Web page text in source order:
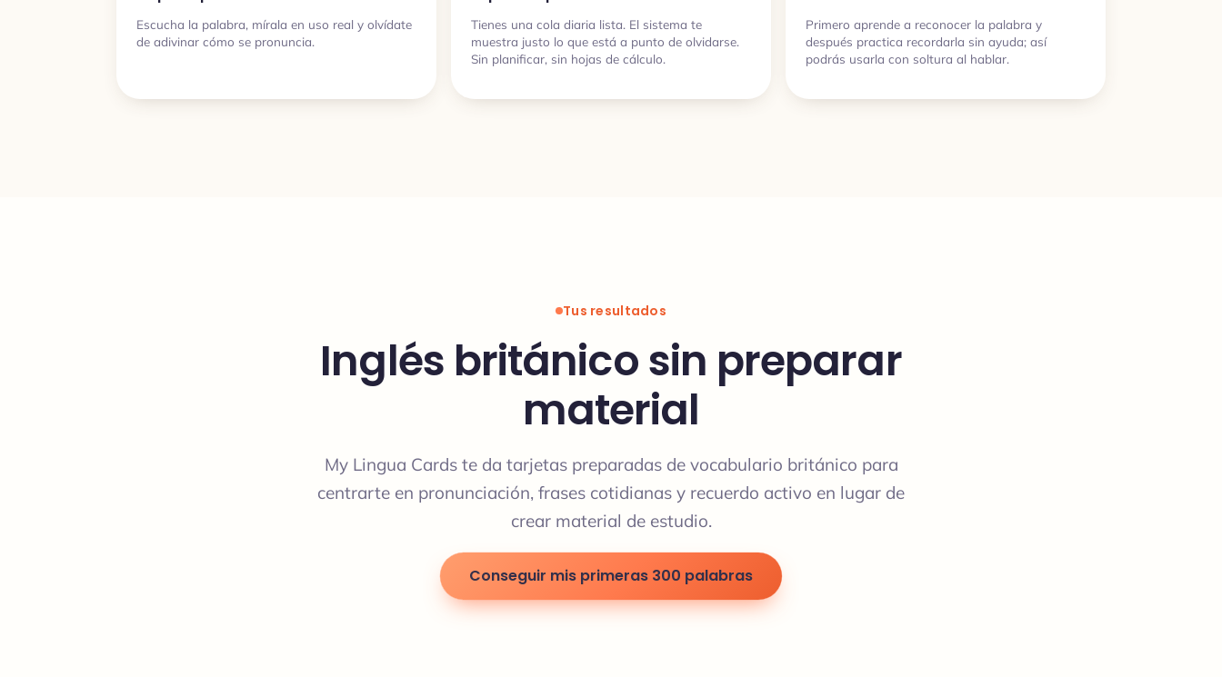
Escucha la palabra, mírala en uso real y olvídate
de adivinar cómo se pronuncia.
Tienes una cola diaria lista. El sistema te
muestra justo lo que está a punto de olvidarse.
Sin planificar, sin hojas de cálculo.
Primero aprende a reconocer la palabra y
después practica recordarla sin ayuda; así
podrás usarla con soltura al hablar.
Tus resultados
Inglés británico sin preparar
material
My Lingua Cards te da tarjetas preparadas de vocabulario británico para
centrarte en pronunciación, frases cotidianas y recuerdo activo en lugar de
crear material de estudio.
Conseguir mis primeras 300 palabras